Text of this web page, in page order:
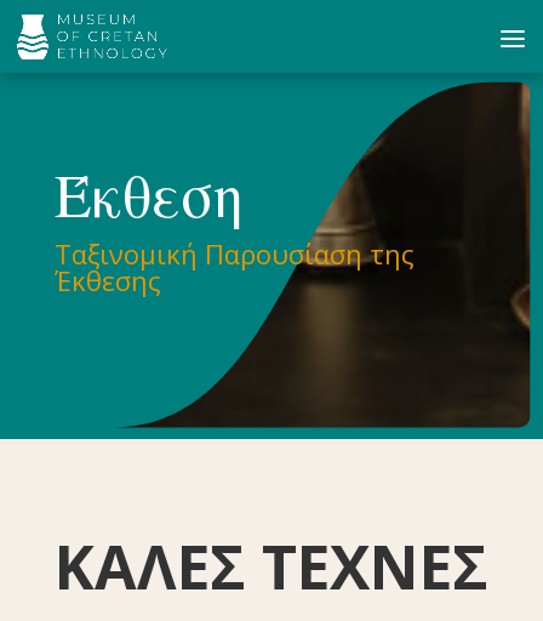
Έκθεση
Ταξινομική Παρουσίαση της
Έκθεσης
ΚΑΛΕΣ ΤΕΧΝΕΣ